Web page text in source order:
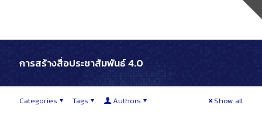
การสร้างสื่อประชาสัมพันธ์ 4.0
Categories Tags Authors Show all